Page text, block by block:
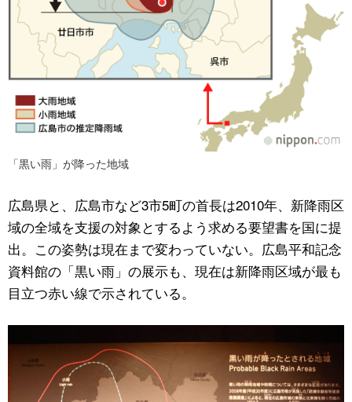
「黒い雨」が降った地域
広島県と、広島市など3市5町の首長は2010年、新降雨区
域の全域を支援の対象とするよう求める要望書を国に提
出。この姿勢は現在まで変わっていない。広島平和記念
資料館の「黒い雨」の展示も、現在は新降雨区域が最も
目立つ赤い線で示されている。